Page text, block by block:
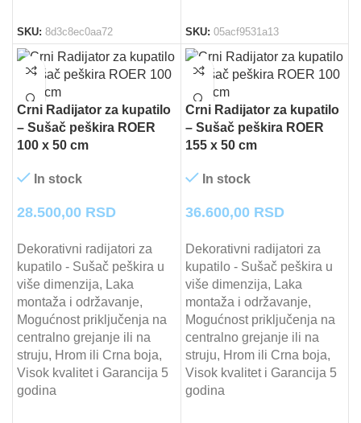
SKU: 8d3c8ec0aa72 SKU: 05acf9531a13
Crni Radijator za kupatilo
– Sušač peškira ROER
100 x 50 cm
In stock
28.500,00 RSD
Dekorativni radijatori za
kupatilo - Sušač peškira u
više dimenzija, Laka
montaža i održavanje,
Mogućnost priključenja na
centralno grejanje ili na
struju, Hrom ili Crna boja,
Visok kvalitet i Garancija 5
godina
Crni Radijator za kupatilo
– Sušač peškira ROER
155 x 50 cm
In stock
36.600,00 RSD
Dekorativni radijatori za
kupatilo - Sušač peškira u
više dimenzija, Laka
montaža i održavanje,
Mogućnost priključenja na
centralno grejanje ili na
struju, Hrom ili Crna boja,
Visok kvalitet i Garancija 5
godina